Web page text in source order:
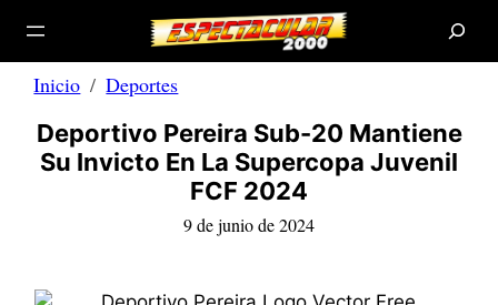
Saltar
contenido
a
Inicio Deportes
Deportivo Pereira Sub-20 Mantiene
Su Invicto En La Supercopa Juvenil
FCF 2024
9 de junio de 2024